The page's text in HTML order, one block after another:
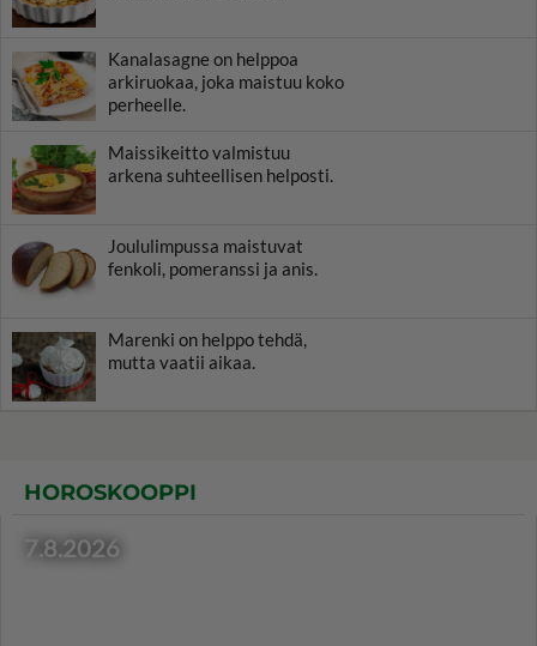
Kanalasagne on helppoa
arkiruokaa, joka maistuu koko
perheelle.
Maissikeitto valmistuu
arkena suhteellisen helposti.
Joululimpussa maistuvat
fenkoli, pomeranssi ja anis.
Marenki on helppo tehdä,
mutta vaatii aikaa.
HOROSKOOPPI
7.8.2026